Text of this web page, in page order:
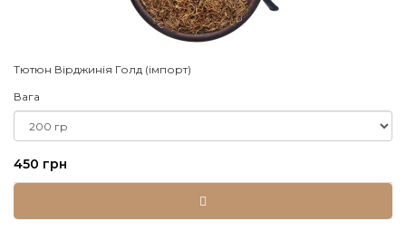
Тютюн Вірджинія Голд (імпорт)
Вага
450 грн